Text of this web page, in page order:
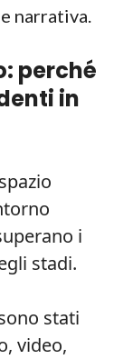
narrativa.
perché
in
i
stadi.
stati
video,